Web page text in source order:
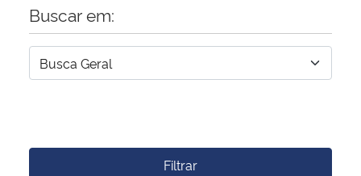
Buscar em:
Filtrar